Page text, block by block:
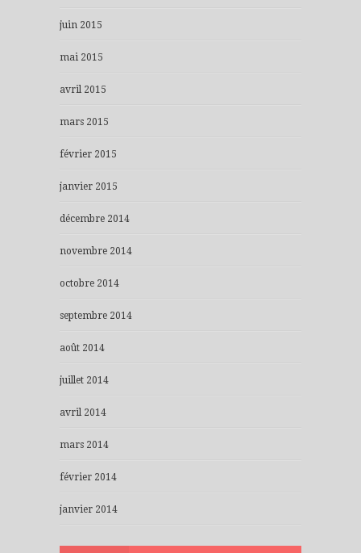
juin 2015
mai 2015
avril 2015
mars 2015
février 2015
janvier 2015
décembre 2014
novembre 2014
octobre 2014
septembre 2014
août 2014
juillet 2014
avril 2014
mars 2014
février 2014
janvier 2014